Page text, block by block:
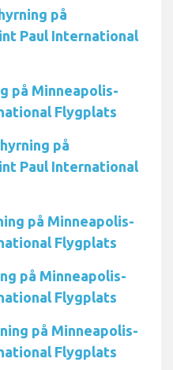
på
Paul International
på Minneapolis-
Flygplats
på
Paul International
på Minneapolis-
Flygplats
på Minneapolis-
Flygplats
på Minneapolis-
Flygplats